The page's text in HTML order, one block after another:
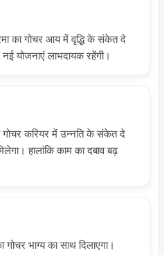
का गोचर आय में वृद्धि के संकेत दे
योजनाएं लाभदायक रहेंगी।
गोचर करियर में उन्नति के संकेत दे
हालांकि काम का दबाव बढ़
भाग्य का साथ दिलाएगा।